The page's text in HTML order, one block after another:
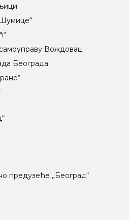
Вождовац
Београда
предузеће „Београд“